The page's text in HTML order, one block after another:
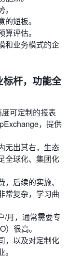
短板。
评估。
和业务模式的企
杆，功能全
可定制的报表
，提供
无出其右，生态
全球化、集团化
后续的实施、
常复杂，学习曲
/月，通常需要专
很高。
，以及对定制化